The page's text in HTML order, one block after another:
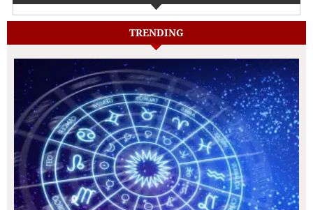
TRENDING